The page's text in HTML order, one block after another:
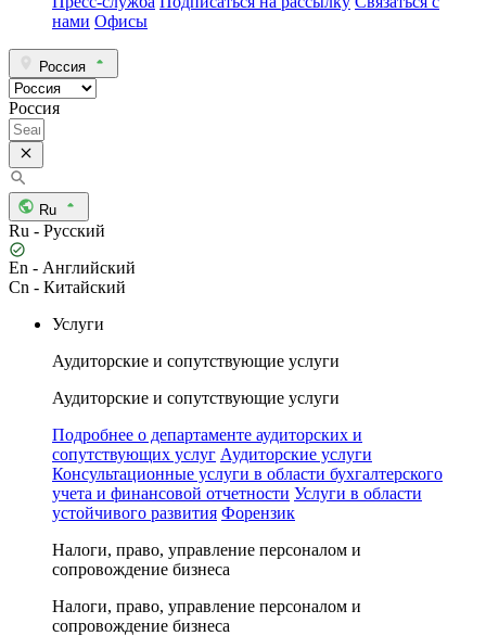
нами Офисы
Россия
Россия
Ru
Ru - Русский
En - Английский
Cn - Китайский
Услуги
Аудиторские и сопутствующие услуги
Аудиторские и сопутствующие услуги
Подробнее о департаменте аудиторских и
сопутствующих услуг Аудиторские услуги
Консультационные услуги в области бухгалтерского
учета и финансовой отчетности Услуги в области
устойчивого развития Форензик
Налоги, право, управление персоналом и
сопровождение бизнеса
Налоги, право, управление персоналом и
сопровождение бизнеса